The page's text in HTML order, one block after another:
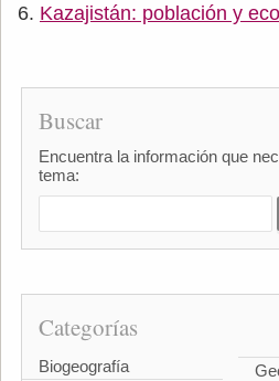
Kazajistán: población y
Buscar
Encuentra la información que
tema:
Categorías
Biogeografía